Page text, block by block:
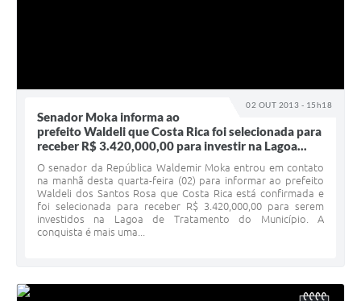
02 OUT 2013 - 15h18
Senador Moka informa ao
prefeito Waldeli que Costa Rica foi selecionada para
receber R$ 3.420,000,00 para investir na Lagoa...
O senador da República Waldemir Moka entrou em contato
na manhã desta quarta-feira (02) para informar ao prefeito
Waldeli dos Santos Rosa que Costa Rica está confirmada e
foi selecionada para receber R$ 3.420,000,00 para serem
investidos na Lagoa de Tratamento do Município. A
conquista é mais uma...